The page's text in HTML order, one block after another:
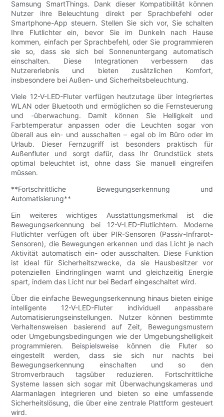
Samsung SmartThings. Dank dieser Kompatibilität können
Nutzer ihre Beleuchtung direkt per Sprachbefehl oder
Smartphone-App steuern. Stellen Sie sich vor, Sie schalten
Ihre Flutlichter ein, bevor Sie im Dunkeln nach Hause
kommen, einfach per Sprachbefehl, oder Sie programmieren
sie so, dass sie sich bei Sonnenuntergang automatisch
einschalten. Diese Integrationen verbessern das
Nutzererlebnis und bieten zusätzlichen Komfort,
insbesondere bei Außen- und Sicherheitsbeleuchtung.
Viele 12-V-LED-Fluter verfügen heutzutage über integriertes
WLAN oder Bluetooth und ermöglichen so die Fernsteuerung
und -überwachung. Damit können Sie Helligkeit und
Farbtemperatur anpassen oder die Leuchten sogar von
überall aus ein- und ausschalten – egal ob im Büro oder im
Urlaub. Dieser Fernzugriff ist besonders praktisch für
Außenfluter und sorgt dafür, dass Ihr Grundstück stets
optimal beleuchtet ist, ohne dass Sie manuell eingreifen
müssen.
**Fortschrittliche Bewegungserkennung und
Automatisierung**
Ein weiteres wichtiges Ausstattungsmerkmal ist die
Bewegungserkennung bei 12-V-LED-Flutlichtern. Moderne
Flutlichter verfügen oft über PIR-Sensoren (Passiv-Infrarot-
Sensoren), die Bewegungen erkennen und das Licht je nach
Aktivität automatisch ein- oder ausschalten. Diese Funktion
ist ideal für Sicherheitszwecke, da sie Hausbesitzer vor
potenziellen Eindringlingen warnt und gleichzeitig Energie
spart, indem das Licht nur bei Bedarf eingeschaltet wird.
Über die einfache Bewegungserkennung hinaus bieten einige
intelligente 12-V-LED-Fluter individuell anpassbare
Automatisierungseinstellungen. Nutzer können bestimmte
Verhaltensweisen basierend auf Zeit, Bewegungsmustern
oder Umgebungsbedingungen wie der Umgebungshelligkeit
programmieren. Beispielsweise können die Fluter so
eingestellt werden, dass sie sich nur nachts bei
Bewegungserkennung einschalten und so den
Stromverbrauch tagsüber reduzieren. Fortschrittliche
Systeme lassen sich sogar mit Überwachungskameras und
Alarmanlagen integrieren und bieten so eine umfassende
Sicherheitslösung, die über eine zentrale Plattform gesteuert
wird.